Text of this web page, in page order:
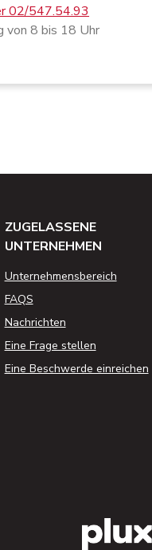
02/547.54.93
von 8 bis 18 Uhr
ZUGELASSENE
UNTERNEHMEN
Unternehmensbereich
FAQS
Nachrichten
Eine Frage stellen
Eine Beschwerde einreichen